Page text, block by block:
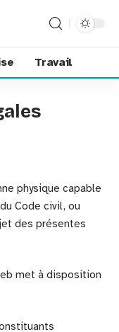
Travail
physique capable
Code civil, ou
des présentes
met à disposition